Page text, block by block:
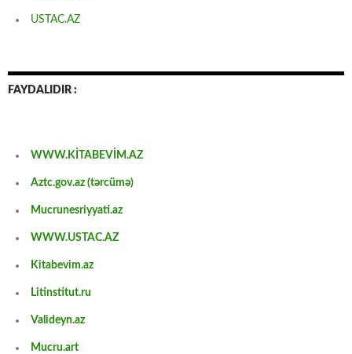
USTAC.AZ
FAYDALIDIR :
WWW.KİTABEVİM.AZ
Aztc.gov.az (tərcümə)
Mucrunesriyyati.az
WWW.USTAC.AZ
Kitabevim.az
Litinstitut.ru
Valideyn.az
Mucru.art